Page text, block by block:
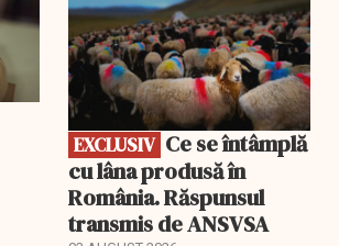
EXCLUSIV
cu lâna produsă în
România. Răspunsul
transmis de ANSVSA